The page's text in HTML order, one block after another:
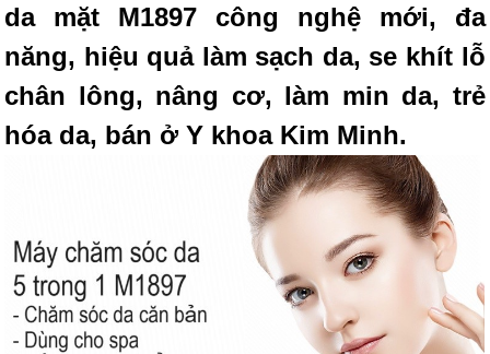
da mặt M1897 công nghệ mới, đa
năng, hiệu quả làm sạch da, se khít lỗ
chân lông, nâng cơ, làm min da, trẻ
hóa da, bán ở Y khoa Kim Minh.